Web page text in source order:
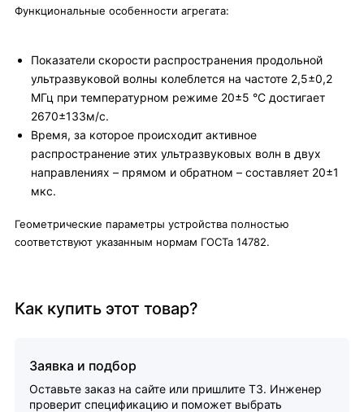
Функциональные особенности агрегата:
Показатели скорости распространения продольной
ультразвуковой волны колеблется на частоте 2,5±0,2
МГц при температурном режиме 20±5 °С достигает
2670±133м/с.
Время, за которое происходит активное
распространение этих ультразвуковых волн в двух
направлениях – прямом и обратном – составляет 20±1
мкс.
Геометрические параметры устройства полностью
соответствуют указанным нормам ГОСТа 14782.
Как купить этот товар?
Заявка и подбор
Оставьте заказ на сайте или пришлите ТЗ. Инженер
проверит спецификацию и поможет выбрать